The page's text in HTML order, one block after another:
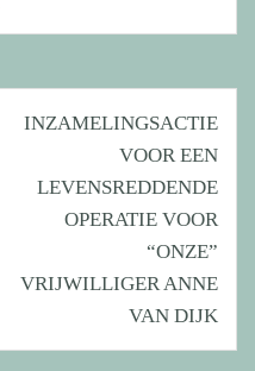
INZAMELINGSACTIE
VOOR EEN
LEVENSREDDENDE
OPERATIE VOOR
“ONZE”
VRIJWILLIGER ANNE
VAN DIJK